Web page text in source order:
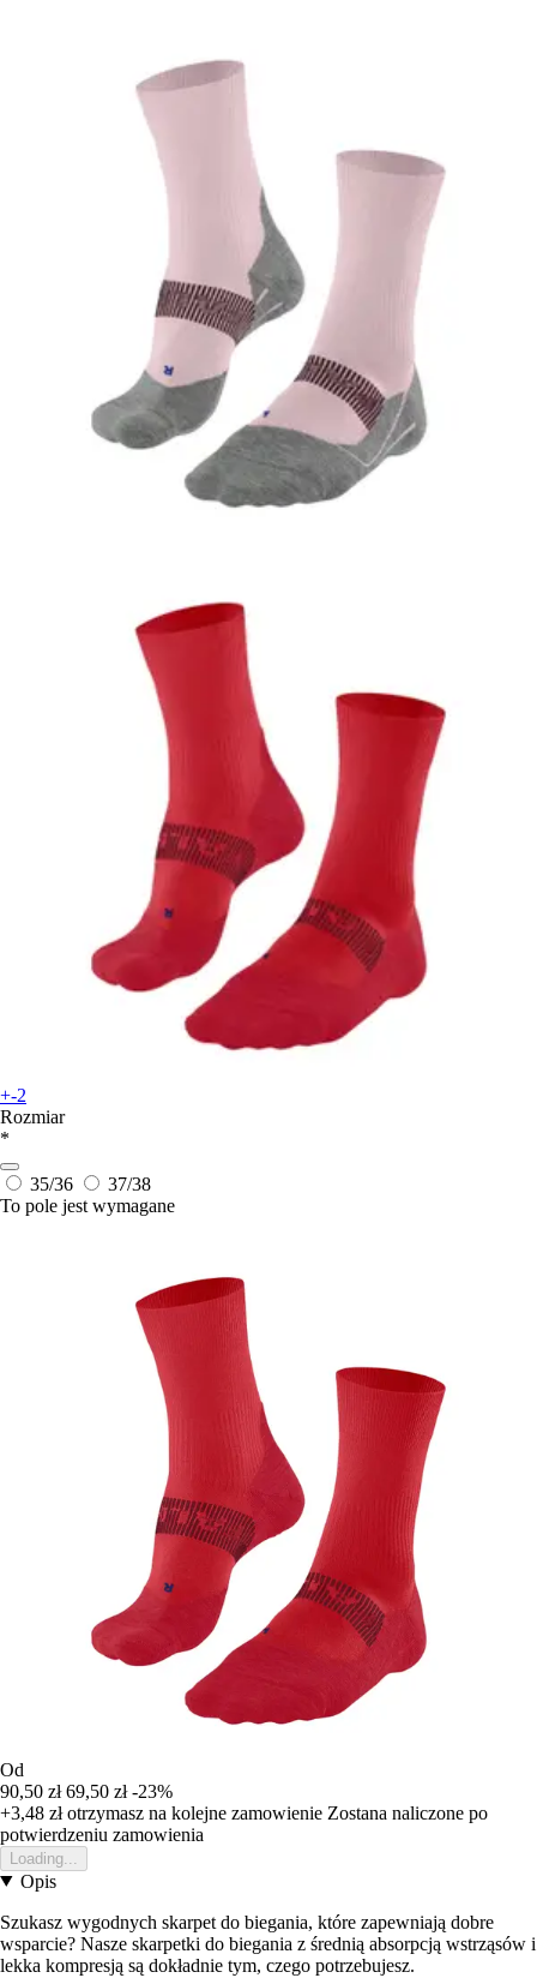
+-2
Rozmiar
*
35/36
37/38
To pole jest wymagane
Od
90,50 zł 69,50 zł -23%
+3,48 złotrzymasz na kolejne zamowienie Zostana naliczone po
potwierdzeniu zamowienia
Loading...
Opis
Szukasz wygodnych skarpet do biegania, które zapewniają dobre
wsparcie? Nasze skarpetki do biegania z średnią absorpcją wstrząsów i
lekka kompresją są dokładnie tym, czego potrzebujesz.